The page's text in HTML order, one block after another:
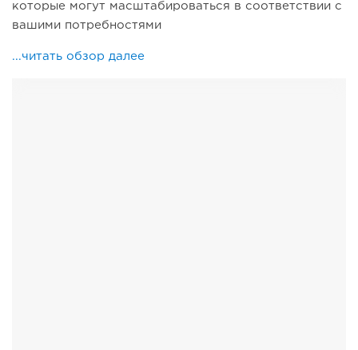
которые могут масштабироваться в соответствии с
вашими потребностями
...читать обзор далее